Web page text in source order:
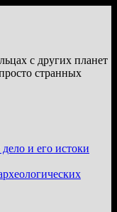
с других планет
странных
и его истоки